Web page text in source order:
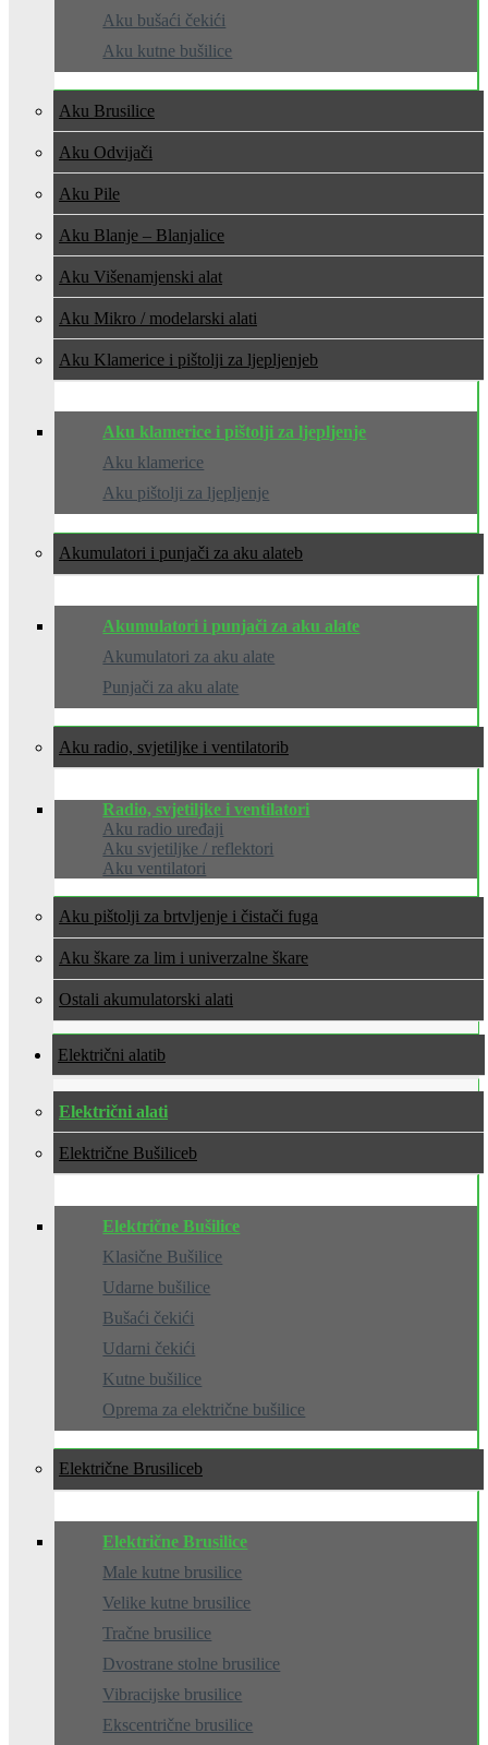
Aku bušaći čekići
Aku kutne bušilice
Aku Brusilice
Aku Odvijači
Aku Pile
Aku Blanje – Blanjalice
Aku Višenamjenski alat
Aku Mikro / modelarski alati
Aku Klamerice i pištolji za ljepljenje
Aku klamerice i pištolji za ljepljenje
Aku klamerice
Aku pištolji za ljepljenje
Akumulatori i punjači za aku alate
Akumulatori i punjači za aku alate
Akumulatori za aku alate
Punjači za aku alate
Aku radio, svjetiljke i ventilatori
Radio, svjetiljke i ventilatori
Aku radio uređaji
Aku svjetiljke / reflektori
Aku ventilatori
Aku pištolji za brtvljenje i čistači fuga
Aku škare za lim i univerzalne škare
Ostali akumulatorski alati
Električni alati
Električni alati
Električne Bušilice
Električne Bušilice
Klasične Bušilice
Udarne bušilice
Bušaći čekići
Udarni čekići
Kutne bušilice
Oprema za električne bušilice
Električne Brusilice
Električne Brusilice
Male kutne brusilice
Velike kutne brusilice
Tračne brusilice
Dvostrane stolne brusilice
Vibracijske brusilice
Ekscentrične brusilice